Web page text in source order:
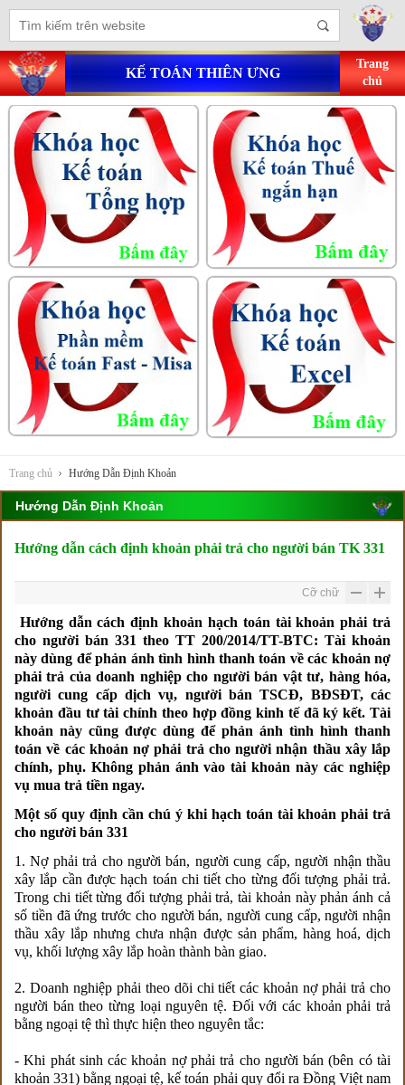
KẾ TOÁN THIÊN ƯNG
Trang
chủ
Trang chủ Hướng Dẫn Định Khoản
Hướng Dẫn Định Khoản
Hướng dẫn cách định khoản phải trả cho người bán TK 331
Cỡ chữ
Hướng dẫn cách định khoản hạch toán tài khoản phải trả
cho người bán 331 theo TT 200/2014/TT-BTC: Tài khoản
này dùng để phản ánh tình hình thanh toán về các khoản nợ
phải trả của doanh nghiệp cho người bán vật tư, hàng hóa,
người cung cấp dịch vụ, người bán TSCĐ, BĐSĐT, các
khoản đầu tư tài chính theo hợp đồng kinh tế đã ký kết. Tài
khoản này cũng được dùng để phản ánh tình hình thanh
toán về các khoản nợ phải trả cho người nhận thầu xây lắp
chính, phụ. Không phản ánh vào tài khoản này các nghiệp
vụ mua trả tiền ngay.
Một số quy định cần chú ý khi hạch toán tài khoản phải trả
cho người bán 331
1. Nợ phải trả cho người bán, người cung cấp, người nhận thầu
xây lắp cần được hạch toán chi tiết cho từng đối tượng phải trả.
Trong chi tiết từng đối tượng phải trả, tài khoản này phản ánh cả
số tiền đã ứng trước cho người bán, người cung cấp, người nhận
thầu xây lắp nhưng chưa nhận được sản phẩm, hàng hoá, dịch
vụ, khối lượng xây lắp hoàn thành bàn giao.
2. Doanh nghiệp phải theo dõi chi tiết các khoản nợ phải trả cho
người bán theo từng loại nguyên tệ. Đối với các khoản phải trả
bằng ngoại tệ thì thực hiện theo nguyên tắc:
- Khi phát sinh các khoản nợ phải trả cho người bán (bên có tài
khoản 331) bằng ngoại tệ, kế toán phải quy đổi ra Đồng Việt nam